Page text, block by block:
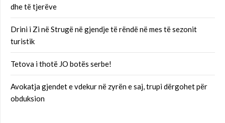
dhe të tjerëve
Drini i Zi në Strugë në gjendje të rëndë në mes të sezonit
turistik
Tetova i thotë JO botës serbe!
Avokatja gjendet e vdekur në zyrën e saj, trupi dërgohet për
obduksion